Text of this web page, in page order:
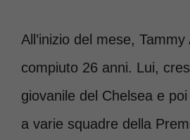
All’inizio del mese,
compiuto 26 anni. Lui,
giovanile del Chelsea e
a varie squadre della